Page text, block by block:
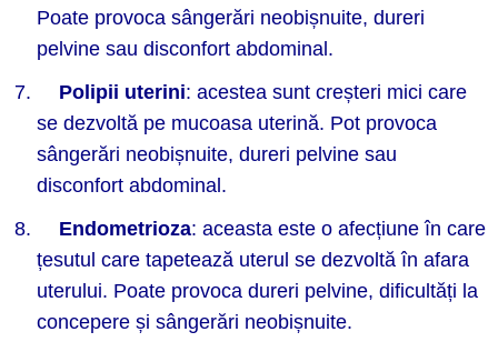
Poate provoca sângerări neobișnuite, dureri
pelvine sau disconfort abdominal.
Polipii uterini: acestea sunt creșteri mici care
se dezvoltă pe mucoasa uterină. Pot provoca
sângerări neobișnuite, dureri pelvine sau
disconfort abdominal.
Endometrioza: aceasta este o afecțiune în care
țesutul care tapetează uterul se dezvoltă în afara
uterului. Poate provoca dureri pelvine, dificultăți la
concepere și sângerări neobișnuite.